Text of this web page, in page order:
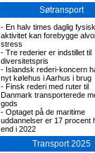
Søtransport
- En halv times daglig fysisk
aktivitet kan forebygge
stress
- Tre rederier er indstillet til
diversitetspris
- Islandsk rederi-koncern
nyt kølehus i Aarhus i brug
- Finsk rederi med ruter til
Danmark transporterede
gods
- Optaget på de maritime
uddannelser er 17 procent
end i 2022
Transport 2025